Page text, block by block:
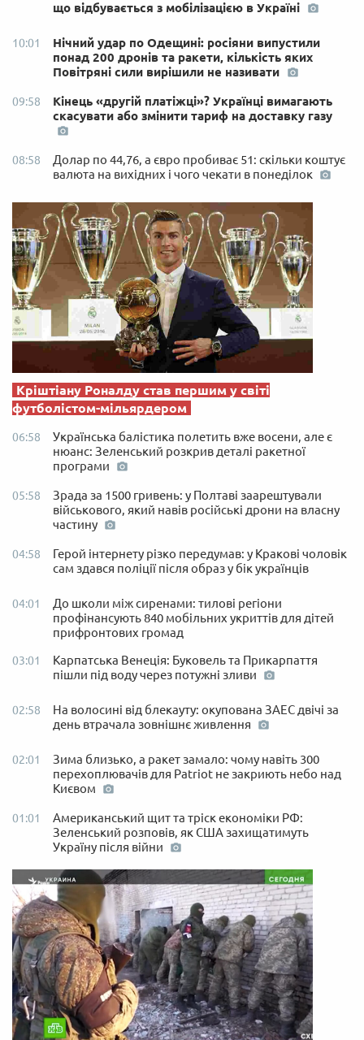
що відбувається з мобілізацією в Україні
10:01
Нічний удар по Одещині: росіяни випустили
понад 200 дронів та ракети, кількість яких
Повітряні сили вирішили не називати
09:58
Кінець «другій платіжці»? Українці вимагають
скасувати або змінити тариф на доставку газу
08:58
Долар по 44,76, а євро пробиває 51: скільки коштує
валюта на вихідних і чого чекати в понеділок
Кріштіану Роналду став першим у світі
футболістом-мільярдером
06:58
Українська балістика полетить вже восени, але є
нюанс: Зеленський розкрив деталі ракетної
програми
05:58
Зрада за 1500 гривень: у Полтаві заарештували
військового, який навів російські дрони на власну
частину
04:58
Герой інтернету різко передумав: у Кракові чоловік
сам здався поліції після образ у бік українців
04:01
До школи між сиренами: тилові регіони
профінансують 840 мобільних укриттів для дітей
прифронтових громад
03:01
Карпатська Венеція: Буковель та Прикарпаття
пішли під воду через потужні зливи
02:58
На волосині від блекауту: окупована ЗАЕС двічі за
день втрачала зовнішнє живлення
02:01
Зима близько, а ракет замало: чому навіть 300
перехоплювачів для Patriot не закриють небо над
Києвом
01:01
Американський щит та тріск економіки РФ:
Зеленський розповів, як США захищатимуть
Україну після війни